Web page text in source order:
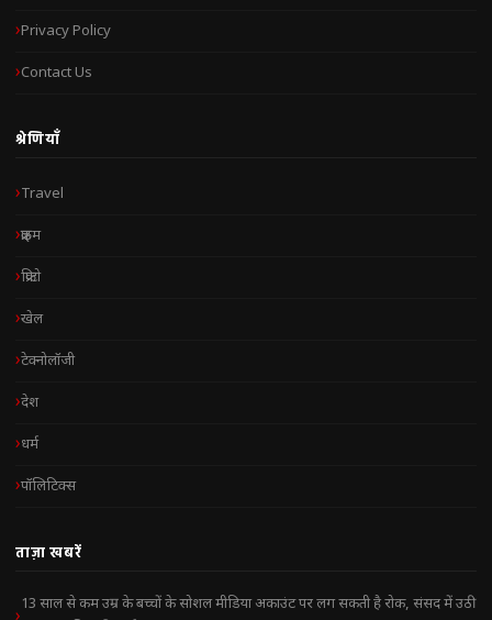
Privacy Policy
Contact Us
श्रेणियाँ
Travel
क्राइम
क्रिप्टो
खेल
टेक्नोलॉजी
देश
धर्म
पॉलिटिक्स
ताज़ा खबरें
13 साल से कम उम्र के बच्चों के सोशल मीडिया अकाउंट पर लग सकती है रोक, संसद में उठी